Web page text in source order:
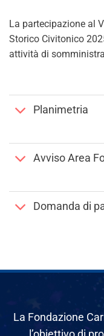
La partecipazione al
Storico Civitonico
attività di
Planimetria
Avviso Area
Domanda di
La Fondazione